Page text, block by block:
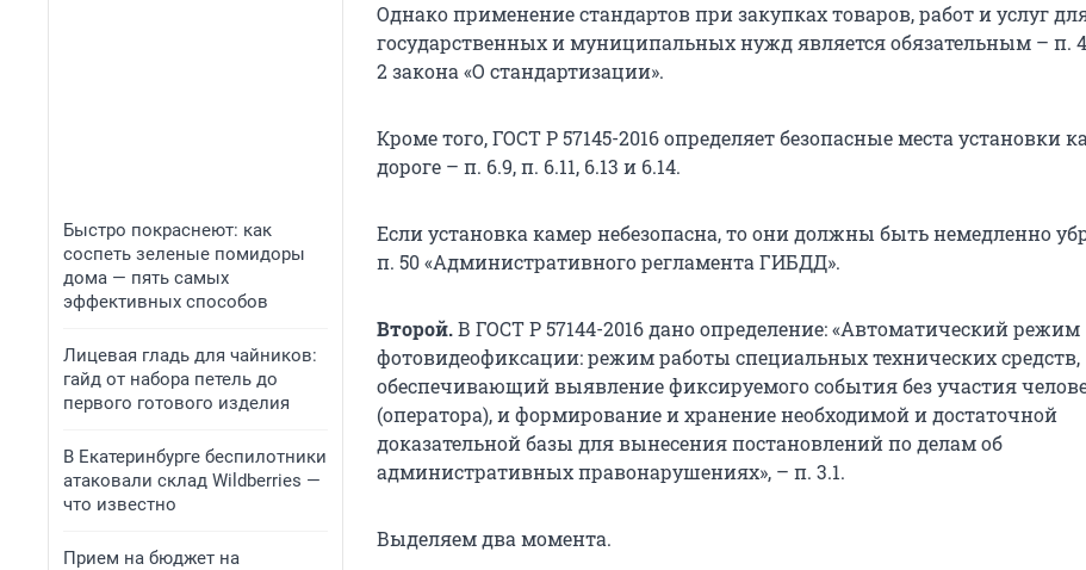
Быстро покраснеют: как
соспеть зеленые помидоры
дома — пять самых
эффективных способов
Лицевая гладь для чайников:
гайд от набора петель до
первого готового изделия
В Екатеринбурге беспилотники
атаковали склад Wildberries —
что известно
Прием на бюджет на
Однако применение стандартов при закупках товаров, работ и услуг
государственных и муниципальных нужд является обязательным – п. 4
2 закона «О стандартизации».
Кроме того, ГОСТ Р 57145-2016 определяет безопасные места установки
дороге – п. 6.9, п. 6.11, 6.13 и 6.14.
Если установка камер небезопасна, то они должны быть немедленно
п. 50 «Административного регламента ГИБДД».
Второй.В ГОСТ Р 57144-2016 дано определение: «Автоматический режим
фотовидеофиксации: режим работы специальных технических средств,
обеспечивающий выявление фиксируемого события без участия
(оператора), и формирование и хранение необходимой и достаточной
доказательной базы для вынесения постановлений по делам об
административных правонарушениях», – п. 3.1.
Выделяем два момента.